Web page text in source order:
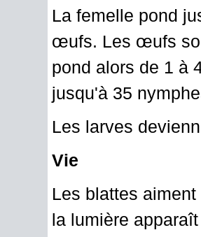
La femelle pond
œufs. Les œufs
pond alors de 1 à
jusqu'à 35
Les larves
Vie
Les blattes
la lumière